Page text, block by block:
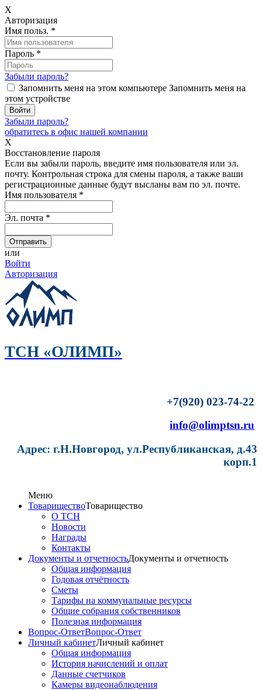
X
Авторизация
Имя польз. *
Пароль *
Забыли пароль?
Запомнить меня на этом компьютере Запомнить меня на
этом устройстве
Забыли пароль?
обратитесь в офис нашей компании
X
Восстановление пароля
Если вы забыли пароль, введите имя пользователя или эл.
почту. Контрольная строка для смены пароля, а также ваши
регистрационные данные будут высланы вам по эл. почте.
Имя пользователя *
Эл. почта *
или
Войти
Авторизация
ТСН «ОЛИМП»
+7(920) 023-74-22
info@olimptsn.ru
Адрес: г.Н.Новгород, ул.Республиканская, д.43
корп.1
Меню
ТовариществоТоварищество
О ТСН
Новости
Награды
Контакты
Документы и отчетностьДокументы и отчетность
Общая информация
Годовая отчётность
Сметы
Тарифы на коммунальные ресурсы
Общие собрания собственников
Полезная информация
Вопрос-ОтветВопрос-Ответ
Личный кабинетЛичный кабинет
Общая информация
История начислений и оплат
Данные счетчиков
Камеры видеонаблюдения